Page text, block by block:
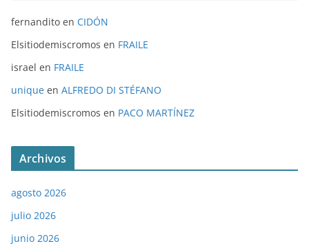
fernandito en CIDÓN
Elsitiodemiscromos en FRAILE
israel en FRAILE
unique en ALFREDO DI STÉFANO
Elsitiodemiscromos en PACO MARTÍNEZ
Archivos
agosto 2026
julio 2026
junio 2026